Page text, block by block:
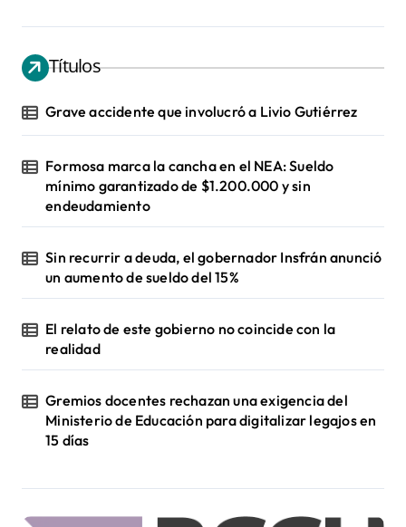
Títulos
Grave accidente que involucró a Livio Gutiérrez
Formosa marca la cancha en el NEA: Sueldo
mínimo garantizado de $1.200.000 y sin
endeudamiento
Sin recurrir a deuda, el gobernador Insfrán anunció
un aumento de sueldo del 15%
El relato de este gobierno no coincide con la
realidad
Gremios docentes rechazan una exigencia del
Ministerio de Educación para digitalizar legajos en
15 días